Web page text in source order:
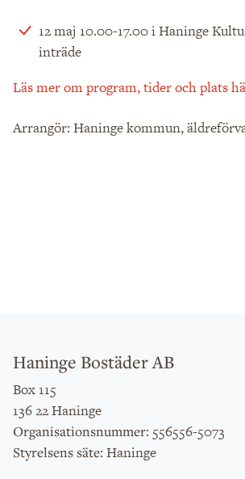
12 maj 10.00-17.00 i Haninge
inträde
Läs mer om program, tider och plats
Arrangör: Haninge kommun,
Haninge Bostäder AB
Box 115
136 22 Haninge
Organisationsnummer: 556556-5073
Styrelsens säte: Haninge